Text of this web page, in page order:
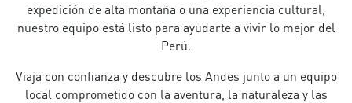
expedición de alta montaña o una experiencia cultural,
nuestro equipo está listo para ayudarte a vivir lo mejor del
Perú.
Viaja con confianza y descubre los Andes junto a un equipo
local comprometido con la aventura, la naturaleza y las